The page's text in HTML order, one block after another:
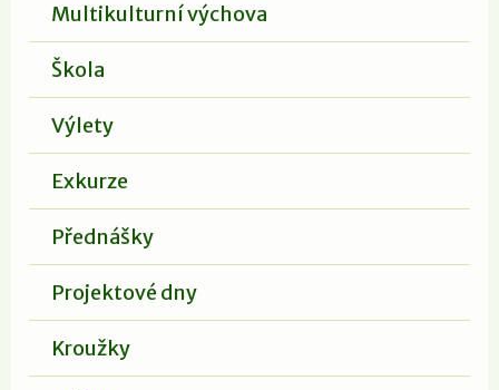
Multikulturní výchova
Škola
Výlety
Exkurze
Přednášky
Projektové dny
Kroužky